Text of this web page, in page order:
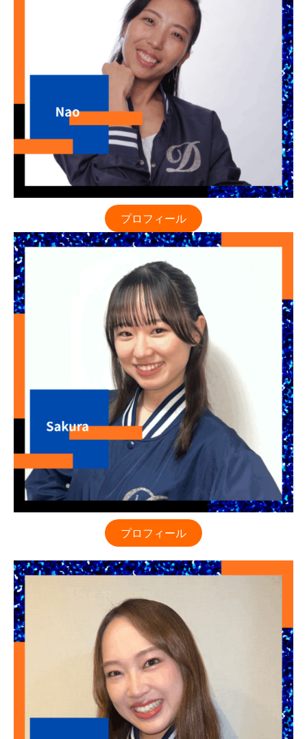
プロフィール
プロフィール